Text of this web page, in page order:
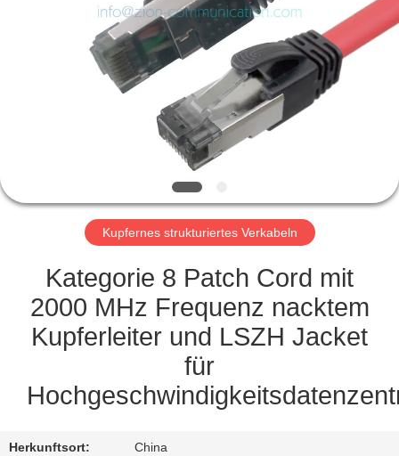
FABRIK-
AUSFLUG
QUALITÄTSKONTROLLE
SIE
MIT
VERBINDUNG
FORDERN
SIE EIN
ZITAT
Kupfernes strukturiertes Verkabeln
Kategorie 8 Patch Cord mit
2000 MHz Frequenz nacktem
Kupferleiter und LSZH Jacket
für
Herkunftsort: China